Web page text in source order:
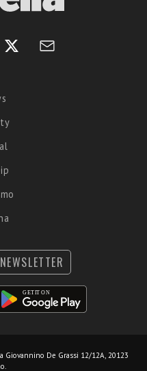
NEWSLETTER
Giovannino De Grassi 12/12A, 20123